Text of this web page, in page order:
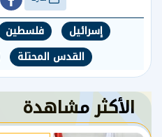
إسرائيل فلسطين
القدس المحتلة
الأكثر مشاهدة